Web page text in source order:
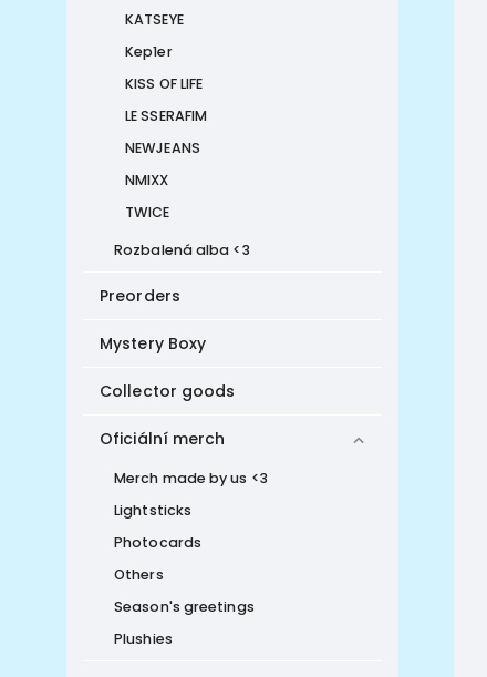
KATSEYE
Kep1er
KISS OF LIFE
LE SSERAFIM
NEWJEANS
NMIXX
TWICE
Rozbalená alba <3
Preorders
Mystery Boxy
Collector goods
Oficiální merch
Merch made by us <3
Lightsticks
Photocards
Others
Season's greetings
Plushies